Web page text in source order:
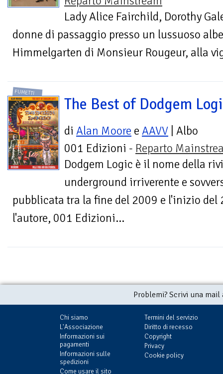
Lady Alice Fairchild, Dorothy
donne di passaggio presso un lussuoso
Himmelgarten di Monsieur Rougeur, alla
FUMETTI
The Best of Dodgem
di Alan Moore e AAVV | Albo
001 Edizioni - Reparto
Dodgem Logic è il nome della
underground irriverente e
pubblicata tra la fine del 2009 e l'inizio
l'autore, 001 Edizioni...
Problemi? Scrivi una
Chi siamo
L'Associazione
Informazioni sui
pagamenti
Informazioni sulle
spedizioni
Come usare il sito
Termini del servizio
Diritto di recesso
Copyright
Privacy
Cookie policy